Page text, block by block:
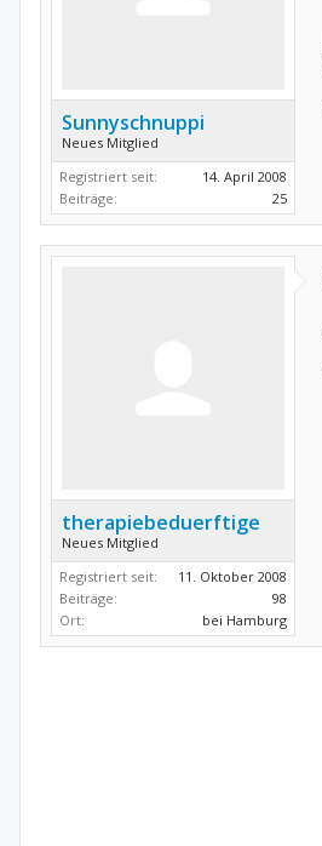
Sunnyschnuppi
Neues Mitglied
Registriert seit:
14. April 2008
Beiträge:
25
therapiebeduerftige
Neues Mitglied
Registriert seit:
11. Oktober 2008
Beiträge:
98
Ort:
bei Hamburg